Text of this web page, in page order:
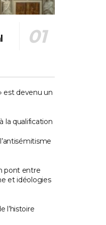
est devenu un
la qualification
pont entre
et idéologies
l’histoire